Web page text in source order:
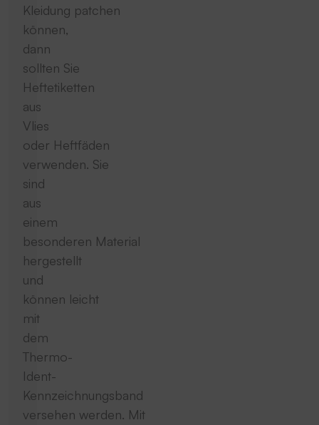
Kleidung patchen
können,
dann
sollten Sie
Heftetiketten
aus
Vlies
oder Heftfäden
verwenden. Sie
sind
aus
einem
besonderen Material
hergestellt
und
können leicht
mit
dem
Thermo-
Ident-
Kennzeichnungsband
versehen werden. Mit